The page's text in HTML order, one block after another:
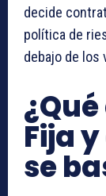
decide
política de
debajo de los
Fija
se